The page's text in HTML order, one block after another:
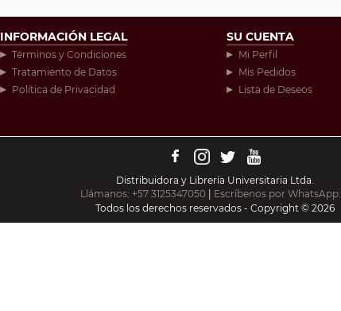
INFORMACIÓN LEGAL
Términos y Condiciones
Tratamiento de Datos
Política de Privacidad
SU CUENTA
Mi Perfil
Mis Pedidos
Lista de Deseos
Distribuidora y Librería Universitaria Ltda.
Llámanos: +57 3125347050
Escríbenos por WhatsApp:
Todos los derechos reservados - Copyright © 2026